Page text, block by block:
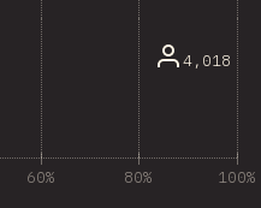
4,018
60% 80% 100%